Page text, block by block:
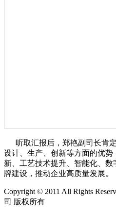
听取汇报后，郑艳副司长肯定
设计、生产、创新等方面的优势
新、工艺技术提升、智能化、
牌建设，推动企业高质量发展。
Copyright © 2011 All Rights
司 版权所有